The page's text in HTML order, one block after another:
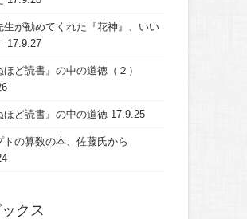
生が勧めてくれた『花神』、いい
17.9.27
ほど読書』の中の道徳（２）
ほど読書』の中の道徳 17.9.25
トの算数の本、佐藤氏から
ックス